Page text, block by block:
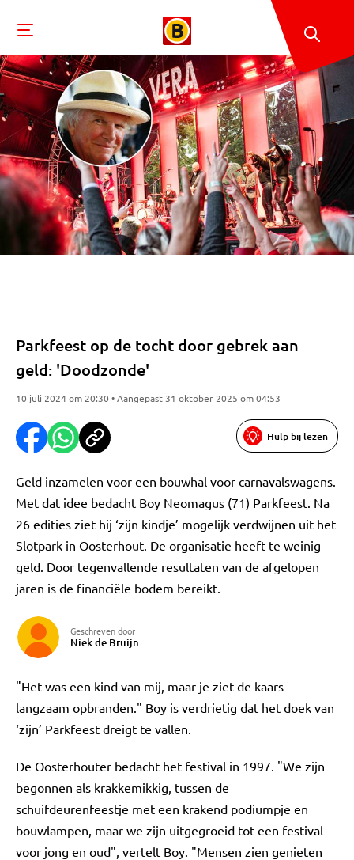
Parkfeest op de tocht door gebrek aan
geld: 'Doodzonde'
10 juli 2024 om 20:30 • Aangepast 31 oktober 2025 om 04:53
Hulp bij lezen
Geld inzamelen voor een bouwhal voor carnavalswagens.
Met dat idee bedacht Boy Neomagus (71) Parkfeest. Na
26 edities ziet hij ‘zijn kindje’ mogelijk verdwijnen uit het
Slotpark in Oosterhout. De organisatie heeft te weinig
geld. Door tegenvallende resultaten van de afgelopen
jaren is de financiële bodem bereikt.
Geschreven door
Niek de Bruijn
"Het was een kind van mij, maar je ziet de kaars
langzaam opbranden." Boy is verdrietig dat het doek van
‘zijn’ Parkfeest dreigt te vallen.
De Oosterhouter bedacht het festival in 1997. "We zijn
begonnen als krakkemikkig, tussen de
schuifdeurenfeestje met een krakend podiumpje en
bouwlampen, maar we zijn uitgegroeid tot een festival
voor jong en oud", vertelt Boy. "Mensen zien genieten